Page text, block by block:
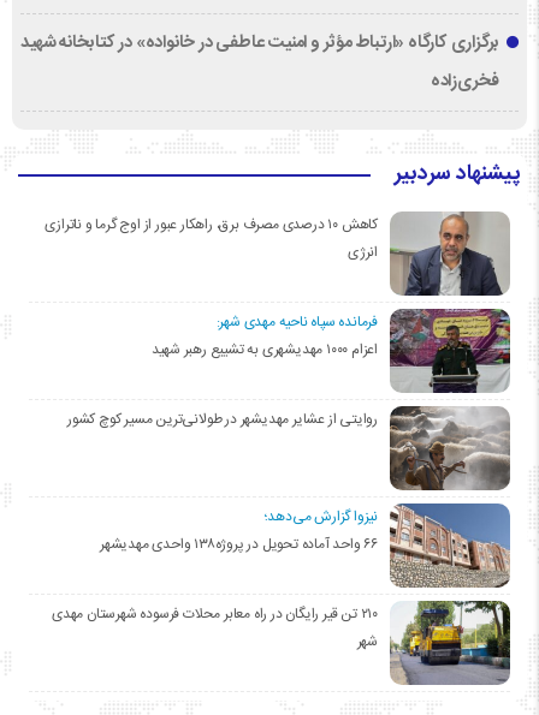
برگزاری کارگاه «ارتباط مؤثر و امنیت عاطفی در خانواده» در کتابخانه شهید
فخری‌زاده
پیشنهاد سردبیر
کاهش ۱۰ درصدی مصرف برق، راهکار عبور از اوج گرما و ناترازی
انرژی
فرمانده سپاه ناحیه مهدی شهر:
اعزام ۱۰۰۰ مهدیشهری به تشییع رهبر شهید
روایتی از عشایر مهدیشهر در طولانی‌ترین مسیر کوچ کشور
نیزوا گزارش می‌دهد؛
۶۶ واحد آماده تحویل در پروژه۱۳۸ واحدی مهدیشهر
۲۱۰ تن قیر رایگان در راه معابر محلات فرسوده شهرستان مهدی
شهر